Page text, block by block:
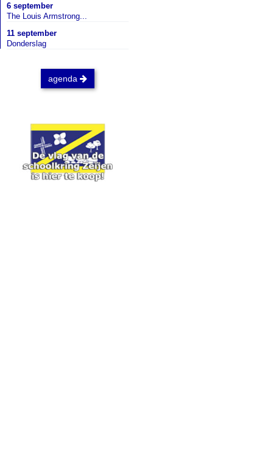
6 september
The Louis Armstrong...
11 september
Donderslag
agenda